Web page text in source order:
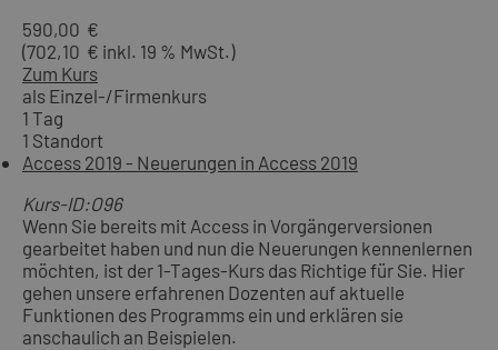
590,00 €
(702,10 € inkl. 19 % MwSt.)
Zum Kurs
als Einzel-/Firmenkurs
1 Tag
1 Standort
Access 2019 - Neuerungen in Access 2019
Kurs-ID:O96
Wenn Sie bereits mit Access in Vorgängerversionen
gearbeitet haben und nun die Neuerungen kennenlernen
möchten, ist der 1-Tages-Kurs das Richtige für Sie. Hier
gehen unsere erfahrenen Dozenten auf aktuelle
Funktionen des Programms ein und erklären sie
anschaulich an Beispielen.